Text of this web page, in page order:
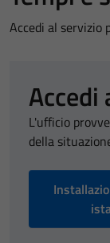
Accedi al servizio
Accedi
L'ufficio
della